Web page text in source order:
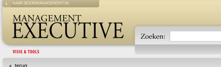
NAAR BOOMMANAGEMENT.NL
terug